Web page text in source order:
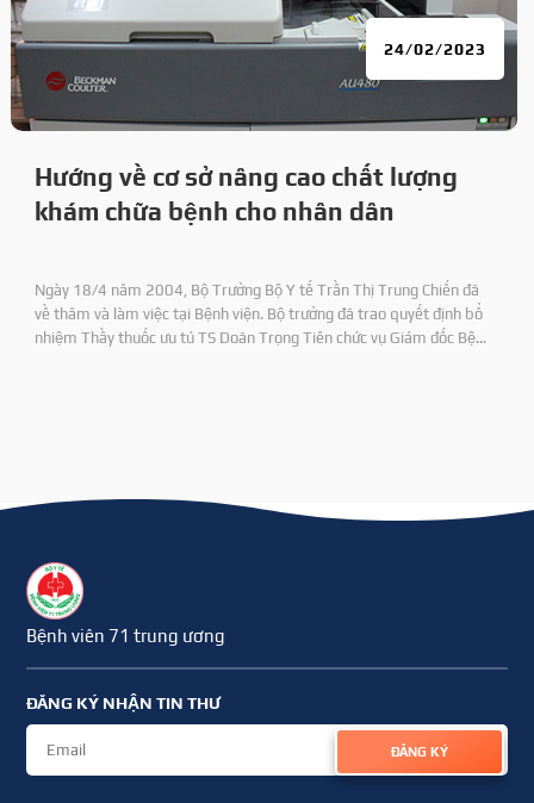
Hướng về cơ sở nâng cao chất lượng
khám chữa bệnh cho nhân dân
24/02/2023
Ngày 18/4 năm 2004, Bộ Trưởng Bộ Y tế Trần Thị Trung Chiến đã
về thăm và làm việc tại Bệnh viện. Bộ trưởng đã trao quyết định bổ
nhiệm Thầy thuốc ưu tú TS Doãn Trọng Tiên chức vụ Giám đốc Bệnh
Bệnh viên 71 trung ương
ĐĂNG KÝ NHẬN TIN THƯ
ĐĂNG KÝ